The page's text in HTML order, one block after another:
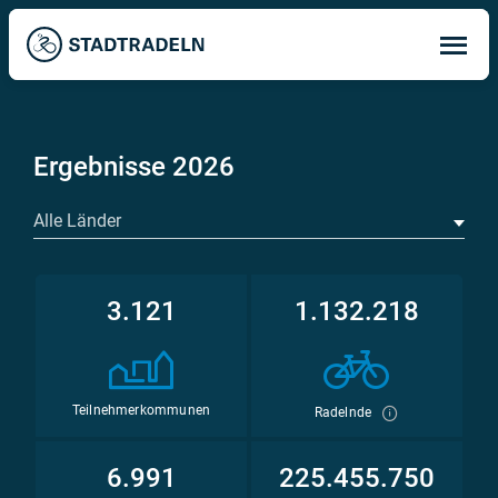
Ergebnisse 2026
Alle Länder
3.121
Teilnehmerkommunen
1.132.218
Radelnde
6.991 225.455.750